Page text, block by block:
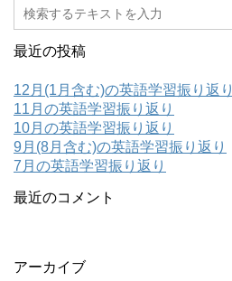
最近の投稿
12月(1月含む)の英語学習振り返り
11月の英語学習振り返り
10月の英語学習振り返り
9月(8月含む)の英語学習振り返り
7月の英語学習振り返り
最近のコメント
アーカイブ